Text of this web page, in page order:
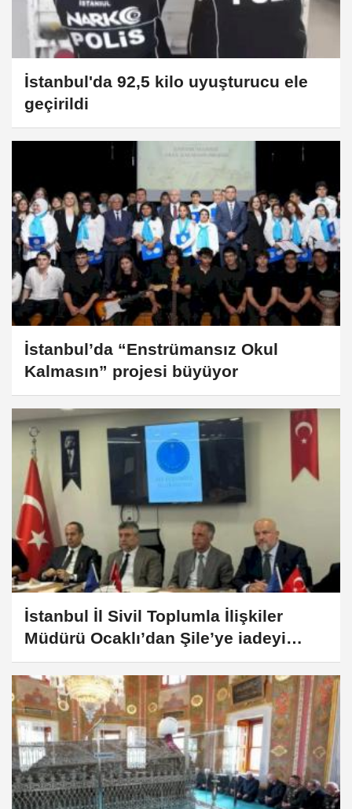
İstanbul'da 92,5 kilo uyuşturucu ele
geçirildi
İstanbul’da “Enstrümansız Okul
Kalmasın” projesi büyüyor
İstanbul İl Sivil Toplumla İlişkiler
Müdürü Ocaklı’dan Şile’ye iadeyi
ziyaret